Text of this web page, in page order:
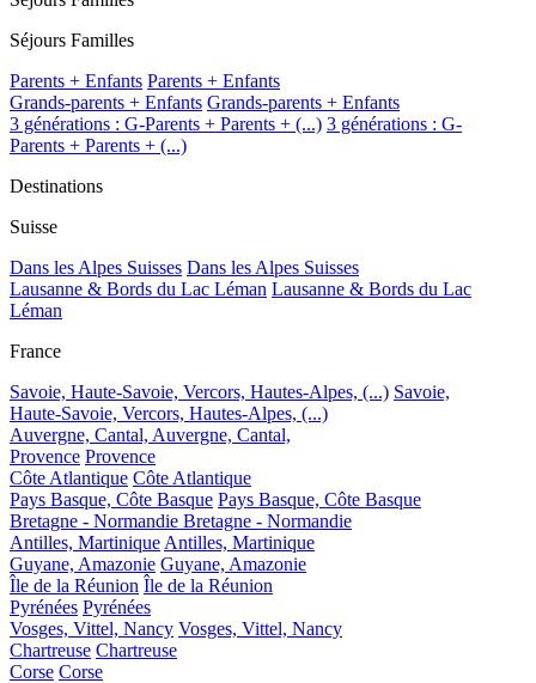
Séjours Familles
Parents + Enfants Parents + Enfants
Grands-parents + Enfants Grands-parents + Enfants
3 générations : G-Parents + Parents + (...) 3 générations : G-
Parents + Parents + (...)
Destinations
Suisse
Dans les Alpes Suisses Dans les Alpes Suisses
Lausanne & Bords du Lac Léman Lausanne & Bords du Lac
Léman
France
Savoie, Haute-Savoie, Vercors, Hautes-Alpes, (...) Savoie,
Haute-Savoie, Vercors, Hautes-Alpes, (...)
Auvergne, Cantal, Auvergne, Cantal,
Provence Provence
Côte Atlantique Côte Atlantique
Pays Basque, Côte Basque Pays Basque, Côte Basque
Bretagne - Normandie Bretagne - Normandie
Antilles, Martinique Antilles, Martinique
Guyane, Amazonie Guyane, Amazonie
Île de la Réunion Île de la Réunion
Pyrénées Pyrénées
Vosges, Vittel, Nancy Vosges, Vittel, Nancy
Chartreuse Chartreuse
Corse Corse